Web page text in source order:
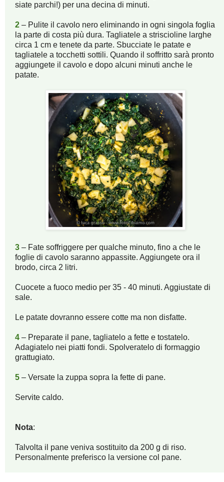
siate parchi!) per una decina di minuti.
2 – Pulite il cavolo nero eliminando in ogni singola foglia
la parte di costa più dura. Tagliatele a striscioline larghe
circa 1 cm e tenete da parte. Sbucciate le patate e
tagliatele a tocchetti sottili. Quando il soffritto sarà pronto
aggiungete il cavolo e dopo alcuni minuti anche le
patate.
3 – Fate soffriggere per qualche minuto, fino a che le
foglie di cavolo saranno appassite. Aggiungete ora il
brodo, circa 2 litri.
Cuocete a fuoco medio per 35 - 40 minuti. Aggiustate di
sale.
Le patate dovranno essere cotte ma non disfatte.
4 – Preparate il pane, tagliatelo a fette e tostatelo.
Adagiatelo nei piatti fondi. Spolveratelo di formaggio
grattugiato.
5 – Versate la zuppa sopra la fette di pane.
Servite caldo.
Nota:
Talvolta il pane veniva sostituito da 200 g di riso.
Personalmente preferisco la versione col pane.